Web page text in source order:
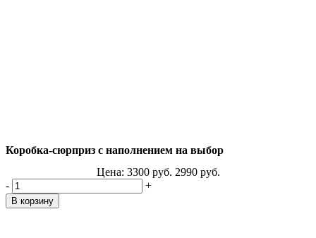
Коробка-сюрприз с наполнением на выбор
Цена: 3300 руб. 2990 руб.
-
+